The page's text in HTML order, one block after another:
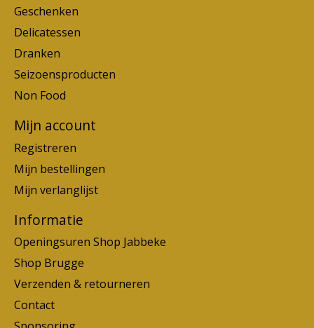
Geschenken
Delicatessen
Dranken
Seizoensproducten
Non Food
Mijn account
Registreren
Mijn bestellingen
Mijn verlanglijst
Informatie
Openingsuren Shop Jabbeke
Shop Brugge
Verzenden & retourneren
Contact